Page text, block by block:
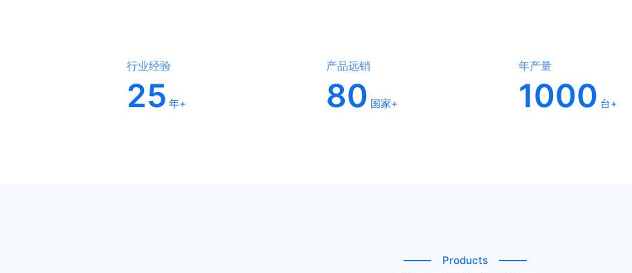
行业经验
25 年+
产品远销
80 国家+
年产量
1000 台+
Products